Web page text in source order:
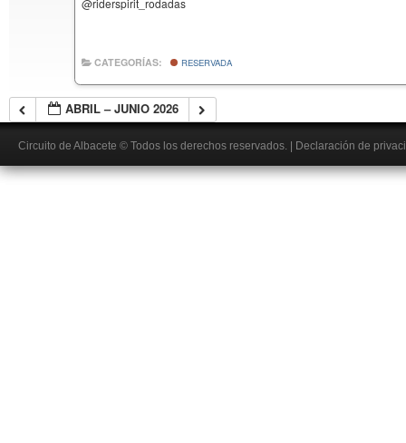
CATEGORÍAS: RESERVADA
ABRIL – JUNIO 2026
Circuito de Albacete © Todos los derechos reservados. Declaración de